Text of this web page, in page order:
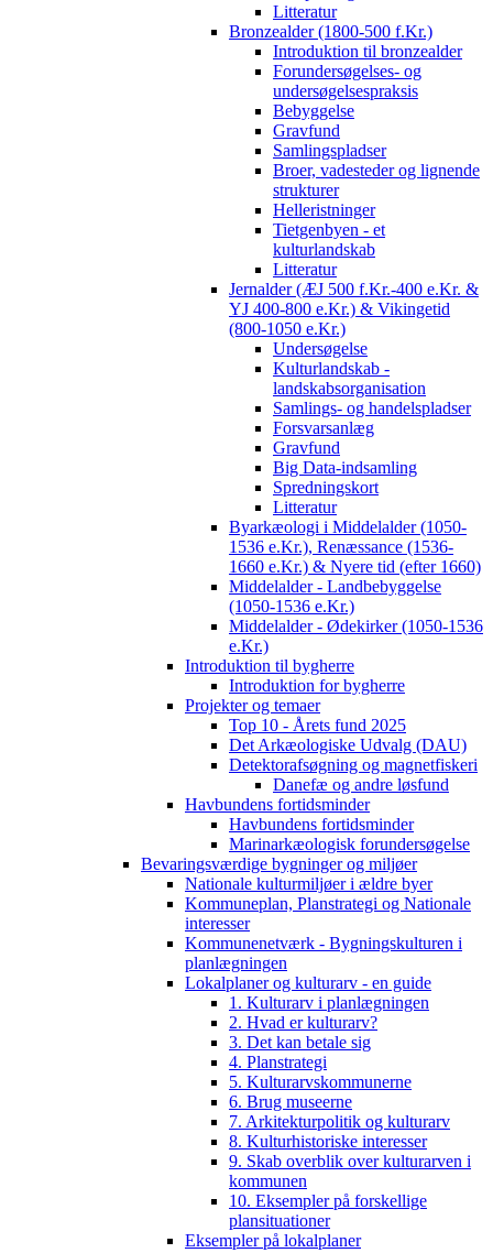
Litteratur
Bronzealder (1800-500 f.Kr.)
Introduktion til bronzealder
Forundersøgelses- og
undersøgelsespraksis
Bebyggelse
Gravfund
Samlingspladser
Broer, vadesteder og lignende
strukturer
Helleristninger
Tietgenbyen - et
kulturlandskab
Litteratur
Jernalder (ÆJ 500 f.Kr.-400 e.Kr. &
YJ 400-800 e.Kr.) & Vikingetid
(800-1050 e.Kr.)
Undersøgelse
Kulturlandskab -
landskabsorganisation
Samlings- og handelspladser
Forsvarsanlæg
Gravfund
Big Data-indsamling
Spredningskort
Litteratur
Byarkæologi i Middelalder (1050-
1536 e.Kr.), Renæssance (1536-
1660 e.Kr.) & Nyere tid (efter 1660)
Middelalder - Landbebyggelse
(1050-1536 e.Kr.)
Middelalder - Ødekirker (1050-1536
e.Kr.)
Introduktion til bygherre
Introduktion for bygherre
Projekter og temaer
Top 10 - Årets fund 2025
Det Arkæologiske Udvalg (DAU)
Detektorafsøgning og magnetfiskeri
Danefæ og andre løsfund
Havbundens fortidsminder
Havbundens fortidsminder
Marinarkæologisk forundersøgelse
Bevaringsværdige bygninger og miljøer
Nationale kulturmiljøer i ældre byer
Kommuneplan, Planstrategi og Nationale
interesser
Kommunenetværk - Bygningskulturen i
planlægningen
Lokalplaner og kulturarv - en guide
1. Kulturarv i planlægningen
2. Hvad er kulturarv?
3. Det kan betale sig
4. Planstrategi
5. Kulturarvskommunerne
6. Brug museerne
7. Arkitekturpolitik og kulturarv
8. Kulturhistoriske interesser
9. Skab overblik over kulturarven i
kommunen
10. Eksempler på forskellige
plansituationer
Eksempler på lokalplaner